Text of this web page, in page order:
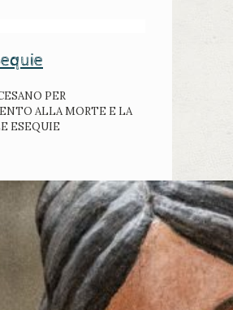
PER
ALLA MORTE E LA
ESEQUIE